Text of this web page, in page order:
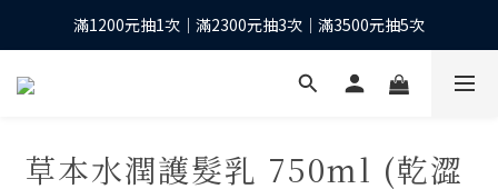
下單抽10股台積電之等值現金*
滿1200元抽1次｜滿2300元抽3次｜滿3500元抽5次
全館滿1200元再享免運優惠
草本水潤護髮乳 750ml (乾澀